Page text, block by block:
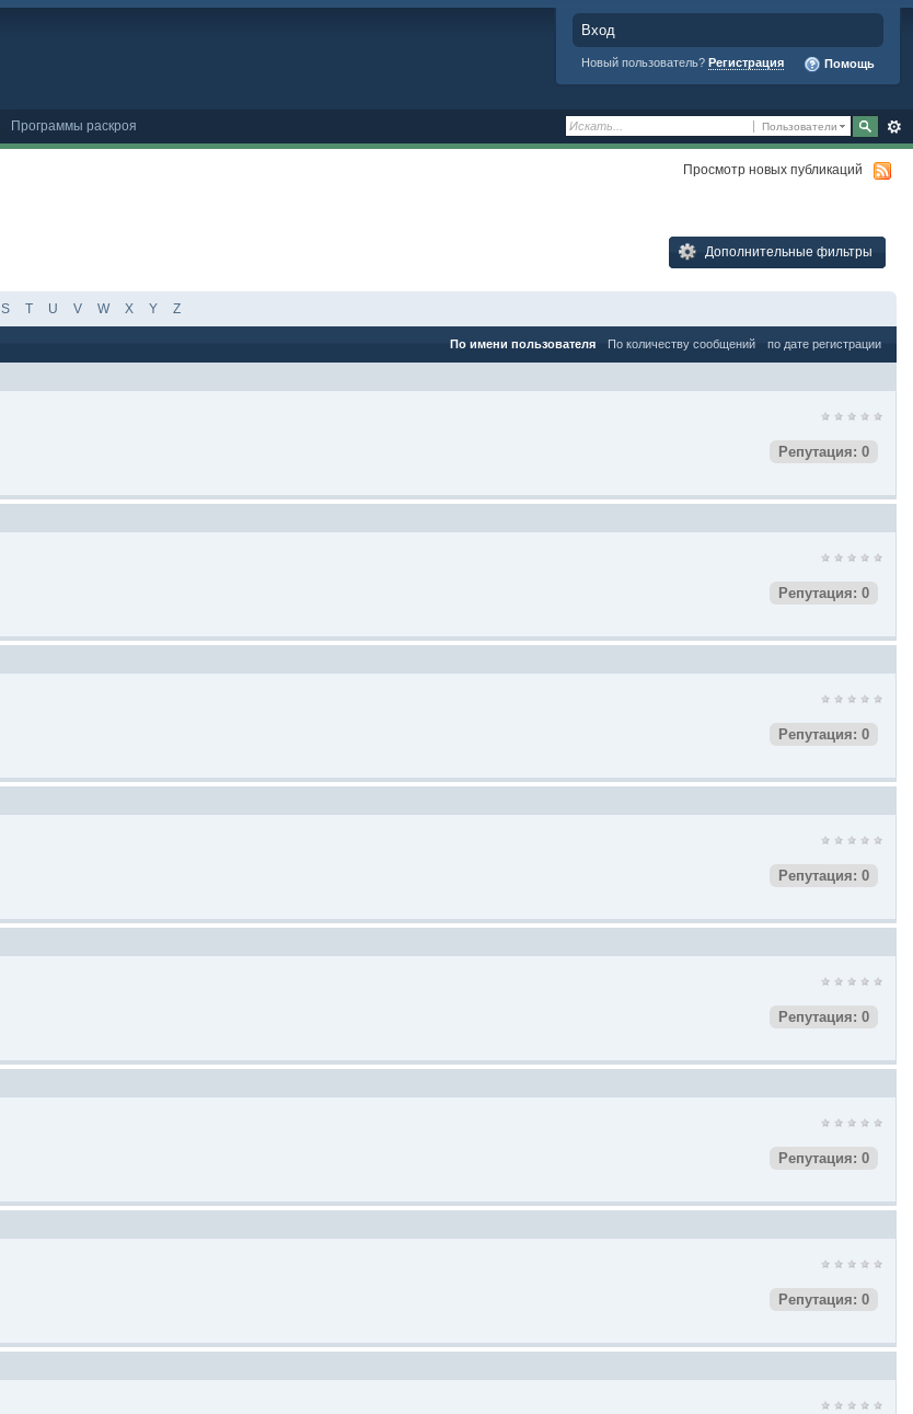
Вход
Новый пользователь? Регистрация Помощь
Пользователи
Программы раскроя
Просмотр новых публикаций
Дополнительные фильтры
S T U V W X Y Z
По имени пользователя По количеству сообщений по дате регистрации
Репутация: 0
Репутация: 0
Репутация: 0
Репутация: 0
Репутация: 0
Репутация: 0
Репутация: 0